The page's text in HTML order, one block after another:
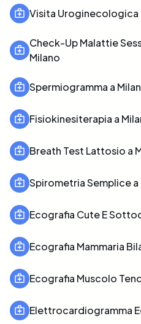
Visita Uroginecologica
Check-Up Malattie
Milano
Spermiogramma a
Fisiokinesiterapia a
Breath Test Lattosio a
Spirometria Semplice a
Ecografia Cute E
Ecografia Mammaria
Ecografia Muscolo
Elettrocardiogramma